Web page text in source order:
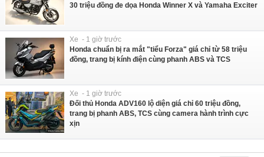
30 triệu đồng đe dọa Honda Winner X và Yamaha Exciter
Xe - 1 giờ trước
Honda chuẩn bị ra mắt "tiểu Forza" giá chỉ từ 58 triệu
đồng, trang bị kính điện cùng phanh ABS và TCS
Xe - 1 giờ trước
Đối thủ Honda ADV160 lộ diện giá chỉ 60 triệu đồng,
trang bị phanh ABS, TCS cùng camera hành trình cực
xịn